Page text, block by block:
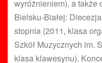
wyróżnieniem), a także
Bielsku-Białej:
stopnia (2011, klasa
Szkół Muzycznych im.
klasa klawesynu).